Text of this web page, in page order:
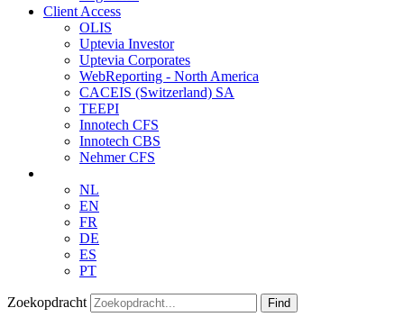
Client Access
OLIS
Uptevia Investor
Uptevia Corporates
WebReporting - North America
CACEIS (Switzerland) SA
TEEPI
Innotech CFS
Innotech CBS
Nehmer CFS
NL
EN
FR
DE
ES
PT
Zoekopdracht Find